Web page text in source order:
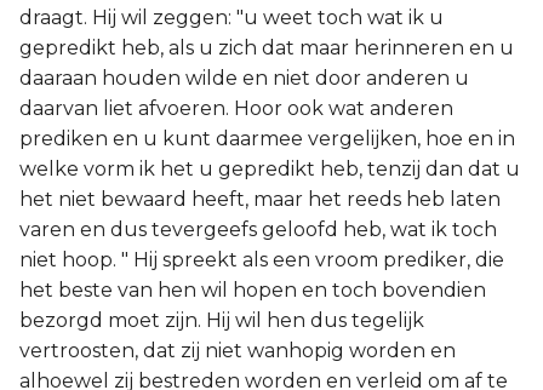
draagt. Hij wil zeggen: "u weet toch wat ik u
gepredikt heb, als u zich dat maar herinneren en u
daaraan houden wilde en niet door anderen u
daarvan liet afvoeren. Hoor ook wat anderen
prediken en u kunt daarmee vergelijken, hoe en in
welke vorm ik het u gepredikt heb, tenzij dan dat u
het niet bewaard heeft, maar het reeds heb laten
varen en dus tevergeefs geloofd heb, wat ik toch
niet hoop. " Hij spreekt als een vroom prediker, die
het beste van hen wil hopen en toch bovendien
bezorgd moet zijn. Hij wil hen dus tegelijk
vertroosten, dat zij niet wanhopig worden en
alhoewel zij bestreden worden en verleid om af te